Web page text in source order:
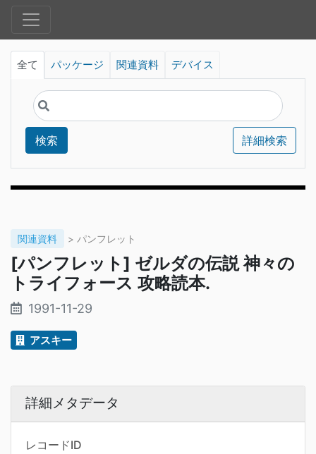
全て パッケージ 関連資料 デバイス
検索 詳細検索
関連資料 > パンフレット
[パンフレット] ゼルダの伝説 神々の
トライフォース 攻略読本.
1991-11-29
アスキー
詳細メタデータ
レコードID